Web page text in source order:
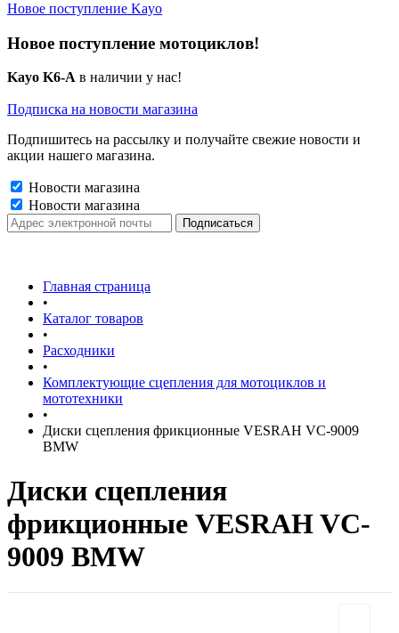
Новое поступление Kayo
Новое поступление мотоциклов!
Kayo K6-A в наличии у нас!
Подписка на новости магазина
Подпишитесь на рассылку и получайте свежие новости и
акции нашего магазина.
Новости магазина
Новости магазина
Главная страница
•
Каталог товаров
•
Расходники
•
Комплектующие сцепления для мотоциклов и
мототехники
•
Диски сцепления фрикционные VESRAH VC-9009
BMW
Диски сцепления
фрикционные VESRAH VC-
9009 BMW